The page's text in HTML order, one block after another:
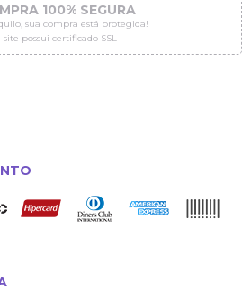
100% SEGURA
sua compra está protegida!
site possui certificado SSL